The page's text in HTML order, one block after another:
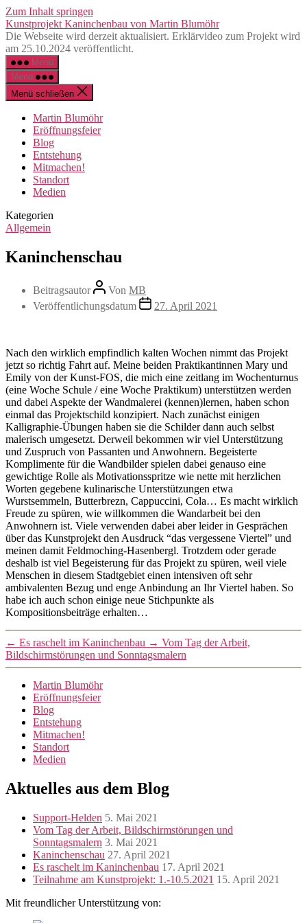
Zum Inhalt springen
Kunstprojekt Kaninchenbau von Martin Blumöhr
Die Webseite wird derzeit aktualisiert. Erklärvideo zum Projekt wird
am 25.10.2024 veröffentlicht.
Menü
Menü
Menü schließen
Martin Blumöhr
Eröffnungsfeier
Blog
Entstehung
Mitmachen!
Standort
Medien
Kategorien
Allgemein
Kaninchenschau
Beitragsautor Von MB
Veröffentlichungsdatum
27. April 2021
Nach den wirklich empfindlich kalten Wochen nimmt das Projekt
jetzt so richtig Fahrt auf. Meine beiden Praktikantinnen Mary und
Emily von der Kunst-FOS, die mich eine zeitlang im Wochenturnus
(eine Woche Schule / eine Woche Praktikum) unterstützen werden
und dabei Aspekte der Wandmalerei (kennen)lernen, haben schon
einmal das Projektschild konzipiert. Nach zunächst einigen
Kalligraphie-Übungen haben sie die Schilder dann auch selbst
malerisch umgesetzt. Derweil bekommen wir viel Unterstützung
und Zuspruch von Passanten und Anwohnern. Begeisterte
Komplimente für die Wandbilder spielen dabei genauso eine
gewichtige Rolle als Motivationsspritze wie nette mit herzlichen
Worten gegebene kulinarische Unterstützungen etwa
Wurstsemmeln, Butterbrezn, Cappuccini, Cola… Es macht wirklich
Freude zu spüren, wie willkommen die Wandarbeit bei den
Anwohnern ist. Viele verwenden dabei aber leider in Gesprächen
über das Kunstprojekt den Ausdruck “das vergessene Viertel” und
meinen damit Feldmoching-Hasenbergl. Trotzdem oder gerade
deshalb ist viel Begeisterung für das Projekt zu spüren, weil viele
Menschen in diesem Stadtgebiet einen intensiven oft sehr
ambivalenten Bezug und enge Anbindung an Ihr Viertel haben. So
habe ich auch schon einige neue Stichpunkte als
Kompositionsbeiträge erhalten…
← Es raschelt im Kaninchenbau → Vom Tag der Arbeit,
Bildschirmstörungen und Sonntagsmalern
Martin Blumöhr
Eröffnungsfeier
Blog
Entstehung
Mitmachen!
Standort
Medien
Aktuelles aus dem Blog
Support-Helden 5. Mai 2021
Vom Tag der Arbeit, Bildschirmstörungen und
Sonntagsmalern 3. Mai 2021
Kaninchenschau 27. April 2021
Es raschelt im Kaninchenbau 17. April 2021
Teilnahme am Kunstprojekt: 1.-10.5.2021 15. April 2021
Mit freundlicher Unterstützung von: